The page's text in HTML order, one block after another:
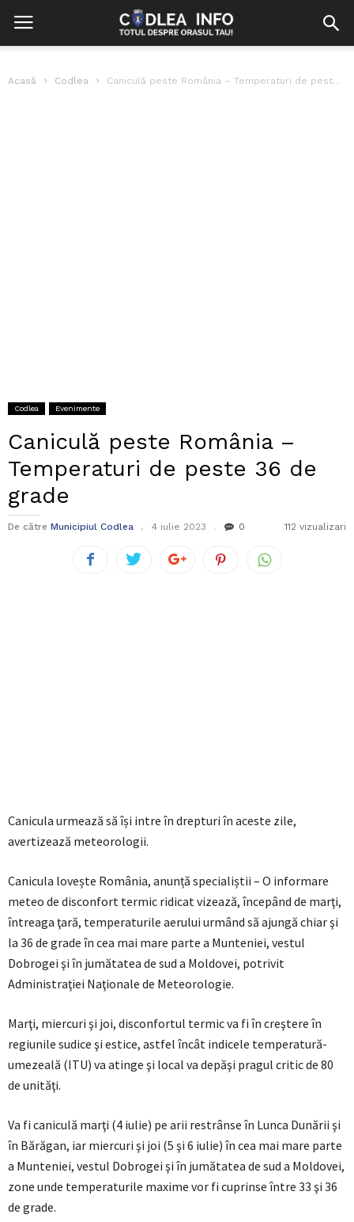
Acasă Codlea Caniculă peste România – Temperaturi de peste 36 de grade
Codlea Evenimente
Caniculă peste România –
Temperaturi de peste 36 de
grade
De către Municipiul Codlea 4 iulie 2023 0 112 vizualizari
Canicula urmează să își intre în drepturi în aceste zile,
avertizează meteorologii.
Canicula lovește România, anunță specialiștii – O informare
meteo de disconfort termic ridicat vizează, începând de marţi,
întreaga ţară, temperaturile aerului urmând să ajungă chiar şi
la 36 de grade în cea mai mare parte a Munteniei, vestul
Dobrogei şi în jumătatea de sud a Moldovei, potrivit
Administraţiei Naţionale de Meteorologie.
Marţi, miercuri şi joi, disconfortul termic va fi în creştere în
regiunile sudice şi estice, astfel încât indicele temperatură-
umezeală (ITU) va atinge şi local va depăşi pragul critic de 80
de unităţi.
Va fi caniculă marţi (4 iulie) pe arii restrânse în Lunca Dunării şi
în Bărăgan, iar miercuri şi joi (5 şi 6 iulie) în cea mai mare parte
a Munteniei, vestul Dobrogei şi în jumătatea de sud a Moldovei,
zone unde temperaturile maxime vor fi cuprinse între 33 şi 36
de grade.